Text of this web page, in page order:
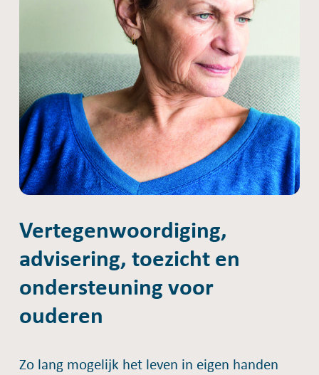
Vertegenwoordiging,
advisering, toezicht en
ondersteuning voor
ouderen
Zo lang mogelijk het leven in eigen handen